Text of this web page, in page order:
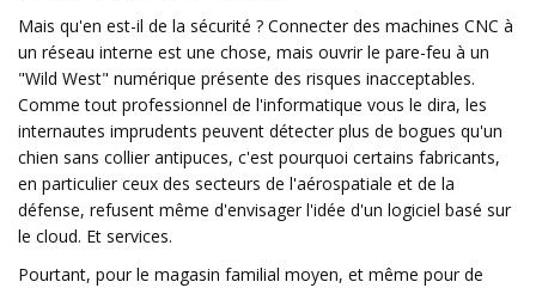
Mais qu'en est-il de la sécurité ? Connecter des machines CNC à
un réseau interne est une chose, mais ouvrir le pare-feu à un
"Wild West" numérique présente des risques inacceptables.
Comme tout professionnel de l'informatique vous le dira, les
internautes imprudents peuvent détecter plus de bogues qu'un
chien sans collier antipuces, c'est pourquoi certains fabricants,
en particulier ceux des secteurs de l'aérospatiale et de la
défense, refusent même d'envisager l'idée d'un logiciel basé sur
le cloud. Et services.
Pourtant, pour le magasin familial moyen, et même pour de